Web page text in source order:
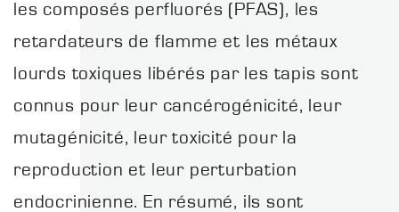
les composés perfluorés (PFAS), les
retardateurs de flamme et les métaux
lourds toxiques libérés par les tapis sont
connus pour leur cancérogénicité, leur
mutagénicité, leur toxicité pour la
reproduction et leur perturbation
endocrinienne. En résumé, ils sont